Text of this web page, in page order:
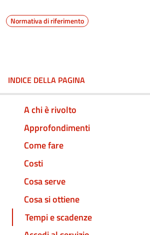
Normativa di riferimento
INDICE DELLA PAGINA
A chi è rivolto
Approfondimenti
Come fare
Costi
Cosa serve
Cosa si ottiene
Tempi e scadenze